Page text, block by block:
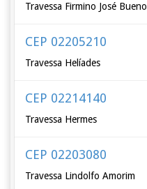
Travessa Firmino José Bueno
CEP 02205210
Travessa Helíades
CEP 02214140
Travessa Hermes
CEP 02203080
Travessa Lindolfo Amorim